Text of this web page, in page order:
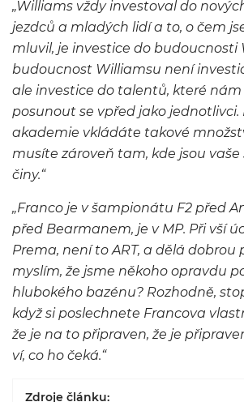
„Williams vždy investoval do
jezdců a mladých lidí a to, o čem
mluvil, je investice do budoucnosti
budoucnost Williamsu není
ale investice do talentů, které
posunout se vpřed jako jednotlivci.
akademie vkládáte takové
musíte zároveň tam, kde jsou vaše
činy.“
„Franco je v šampionátu F2 před
před Bearmanem, je v MP. Při vší
Prema, není to ART, a dělá dobrou
myslím, že jsme někoho opravdu
hlubokého bazénu? Rozhodně,
když si poslechnete Francova
že je na to připraven, že je
ví, co ho čeká.“
Zdroje článku: